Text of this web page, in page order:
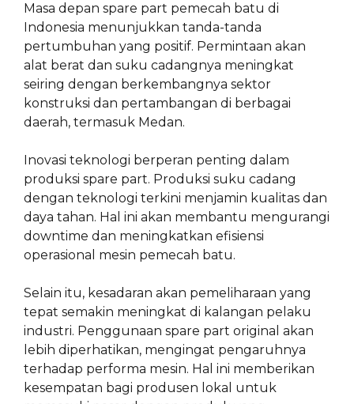
Masa depan spare part pemecah batu di
Indonesia menunjukkan tanda-tanda
pertumbuhan yang positif. Permintaan akan
alat berat dan suku cadangnya meningkat
seiring dengan berkembangnya sektor
konstruksi dan pertambangan di berbagai
daerah, termasuk Medan.
Inovasi teknologi berperan penting dalam
produksi spare part. Produksi suku cadang
dengan teknologi terkini menjamin kualitas dan
daya tahan. Hal ini akan membantu mengurangi
downtime dan meningkatkan efisiensi
operasional mesin pemecah batu.
Selain itu, kesadaran akan pemeliharaan yang
tepat semakin meningkat di kalangan pelaku
industri. Penggunaan spare part original akan
lebih diperhatikan, mengingat pengaruhnya
terhadap performa mesin. Hal ini memberikan
kesempatan bagi produsen lokal untuk